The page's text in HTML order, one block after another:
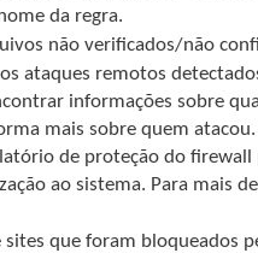
da regra.
não verificados/não
ataques remotos
informações sobre
mais sobre quem
de proteção do
ao sistema. Para mais
que foram bloqueados